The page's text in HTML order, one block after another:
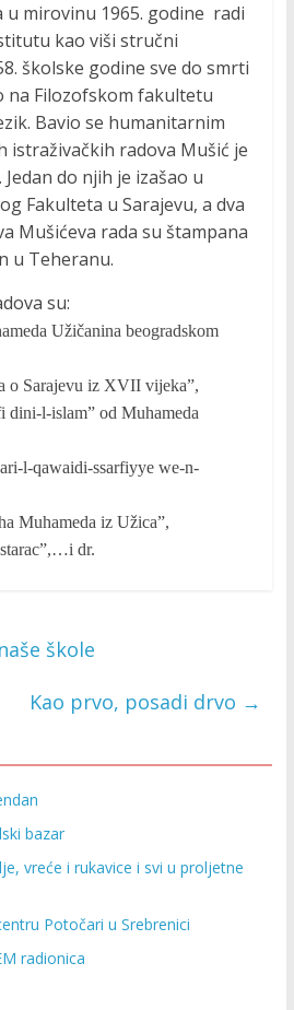
u mirovinu 1965. godine radi
kao viši stručni
školske godine sve do smrti
Filozofskom fakultetu
Bavio se humanitarnim
istraživačkih radova Mušić je
do njih je izašao u
Fakulteta u Sarajevu, a dva
Mušićeva rada su štampana
u Teheranu.
su:
Užičanina beogradskom
o Sarajevu iz XVII vijeka”,
dini-l-islam” od Muhameda
l-qawaidi-ssarfiyye we-n-
Muhameda iz Užica”,
dr.
škole
Kao prvo, posadi drvo →
bazar
vreće i rukavice i svi u proljetne
Potočari u Srebrenici
radionica